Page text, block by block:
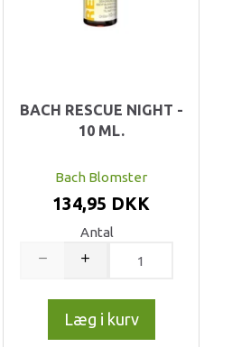
BACH RESCUE NIGHT -
10 ML.
Bach Blomster
134,95 DKK
Antal
Læg i kurv